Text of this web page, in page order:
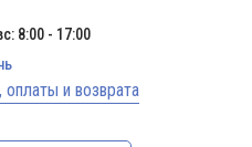
8:00 - 17:00
оплаты и возврата